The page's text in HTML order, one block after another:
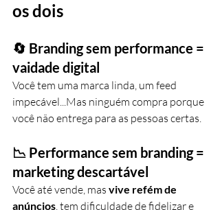
os dois
🔄 Branding sem performance =
vaidade digital
Você tem uma marca linda, um feed
impecável...Mas ninguém compra porque
você não entrega para as pessoas certas.
📉 Performance sem branding =
marketing descartável
Você até vende, mas vive refém de
anúncios, tem dificuldade de fidelizar e